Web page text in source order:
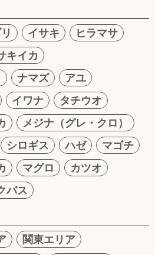
イサキ
ヒラマサ
キイカ
ナマズ
アユ
イワナ
タチウオ
メジナ（グレ・クロ）
シロギス ハゼ
マゴチ
マグロ
カツオ
バス
関東エリア